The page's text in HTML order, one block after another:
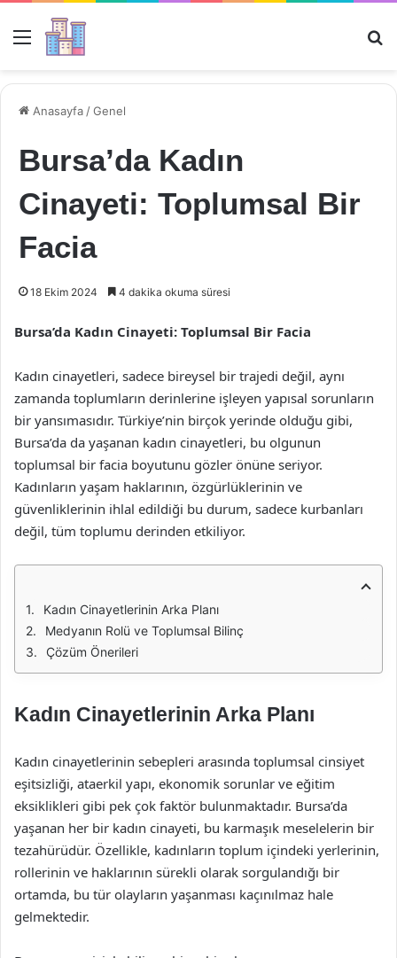
Menü
Anasayfa /Genel
Bursa’da Kadın
Cinayeti: Toplumsal Bir
Facia
18 Ekim 2024 4 dakika okuma süresi
Bursa’da Kadın Cinayeti: Toplumsal Bir Facia
Kadın cinayetleri, sadece bireysel bir trajedi değil, aynı
zamanda toplumların derinlerine işleyen yapısal sorunların
bir yansımasıdır. Türkiye’nin birçok yerinde olduğu gibi,
Bursa’da da yaşanan kadın cinayetleri, bu olgunun
toplumsal bir facia boyutunu gözler önüne seriyor.
Kadınların yaşam haklarının, özgürlüklerinin ve
güvenliklerinin ihlal edildiği bu durum, sadece kurbanları
değil, tüm toplumu derinden etkiliyor.
Kadın Cinayetlerinin Arka Planı
Medyanın Rolü ve Toplumsal Bilinç
Çözüm Önerileri
Kadın Cinayetlerinin Arka Planı
Kadın cinayetlerinin sebepleri arasında toplumsal cinsiyet
eşitsizliği, ataerkil yapı, ekonomik sorunlar ve eğitim
eksiklikleri gibi pek çok faktör bulunmaktadır. Bursa’da
yaşanan her bir kadın cinayeti, bu karmaşık meselelerin bir
tezahürüdür. Özellikle, kadınların toplum içindeki yerlerinin,
rollerinin ve haklarının sürekli olarak sorgulandığı bir
ortamda, bu tür olayların yaşanması kaçınılmaz hale
gelmektedir.